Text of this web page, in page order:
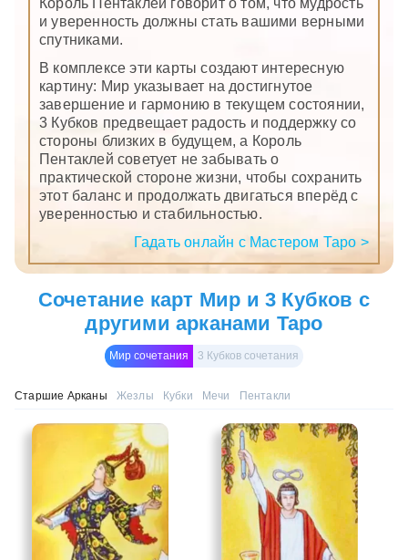
Король Пентаклей говорит о том, что мудрость
и уверенность должны стать вашими верными
спутниками.
В комплексе эти карты создают интересную
картину: Мир указывает на достигнутое
завершение и гармонию в текущем состоянии,
3 Кубков предвещает радость и поддержку со
стороны близких в будущем, а Король
Пентаклей советует не забывать о
практической стороне жизни, чтобы сохранить
этот баланс и продолжать двигаться вперёд с
уверенностью и стабильностью.
Гадать онлайн с Мастером Таро >
Сочетание карт Мир и 3 Кубков с
другими арканами Таро
Мир сочетания 3 Кубков сочетания
Старшие Арканы Жезлы Кубки Мечи Пентакли